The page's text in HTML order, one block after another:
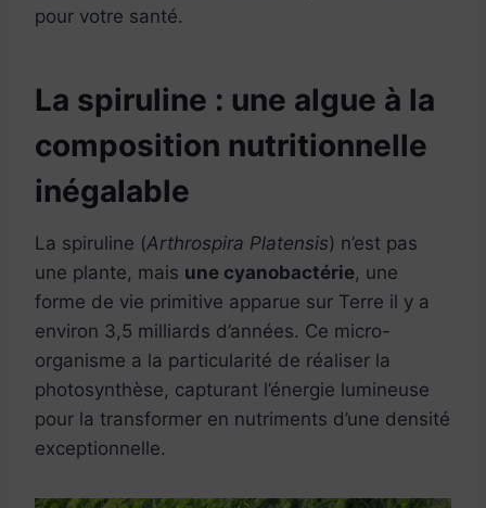
pour votre santé.
La spiruline : une algue à la
composition nutritionnelle
inégalable
La spiruline (Arthrospira Platensis) n’est pas
une plante, mais une cyanobactérie, une
forme de vie primitive apparue sur Terre il y a
environ 3,5 milliards d’années. Ce micro-
organisme a la particularité de réaliser la
photosynthèse, capturant l’énergie lumineuse
pour la transformer en nutriments d’une densité
exceptionnelle.